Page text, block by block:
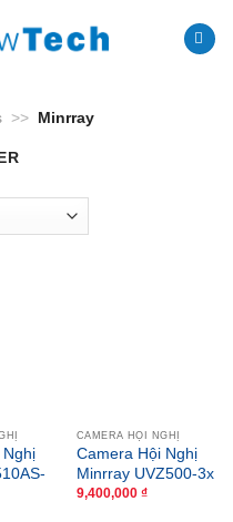
>> Minrray
CAMERA HỘI NGHỊ
Camera Hội Nghị
Minrray UVZ500-3x
9,400,000 ₫